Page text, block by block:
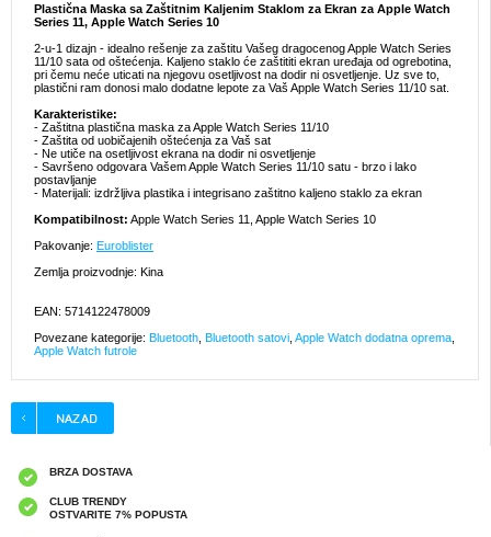
Plastična Maska sa Zaštitnim Kaljenim Staklom za Ekran za Apple Watch
Series 11, Apple Watch Series 10
2-u-1 dizajn - idealno rešenje za zaštitu Vašeg dragocenog Apple Watch Series
11/10 sata od oštećenja. Kaljeno staklo će zaštititi ekran uređaja od ogrebotina,
pri čemu neće uticati na njegovu osetljivost na dodir ni osvetljenje. Uz sve to,
plastični ram donosi malo dodatne lepote za Vaš Apple Watch Series 11/10 sat.
Karakteristike:
- Zaštitna plastična maska za Apple Watch Series 11/10
- Zaštita od uobičajenih oštećenja za Vaš sat
- Ne utiče na osetljivost ekrana na dodir ni osvetljenje
- Savršeno odgovara Vašem Apple Watch Series 11/10 satu - brzo i lako
postavljanje
- Materijali: izdržljiva plastika i integrisano zaštitno kaljeno staklo za ekran
Kompatibilnost: Apple Watch Series 11, Apple Watch Series 10
Pakovanje: Euroblister
Zemlja proizvodnje: Kina
EAN: 5714122478009
Povezane kategorije: Bluetooth Bluetooth satovi Apple Watch dodatna oprema
Apple Watch futrole
BRZA DOSTAVA
CLUB TRENDY
OSTVARITE 7% POPUSTA